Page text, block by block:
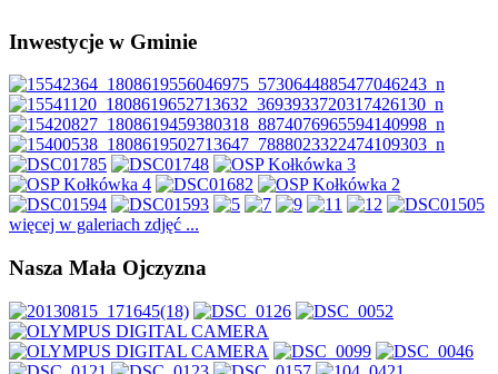
Inwestycje w Gminie
więcej w galeriach zdjęć ...
Nasza Mała Ojczyzna